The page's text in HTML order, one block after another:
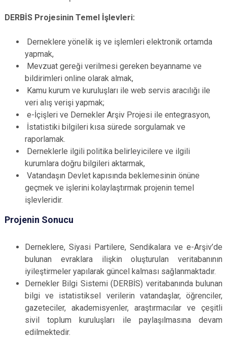
DERBİS Projesinin Temel İşlevleri:
Derneklere yönelik iş ve işlemleri elektronik ortamda
yapmak,
Mevzuat gereği verilmesi gereken beyanname ve
bildirimleri online olarak almak,
Kamu kurum ve kuruluşları ile web servis aracılığı ile
veri alış verişi yapmak;
e-İçişleri ve Dernekler Arşiv Projesi ile entegrasyon,
İstatistiki bilgileri kısa sürede sorgulamak ve
raporlamak.
Derneklerle ilgili politika belirleyicilere ve ilgili
kurumlara doğru bilgileri aktarmak,
Vatandaşın Devlet kapısında beklemesinin önüne
geçmek ve işlerini kolaylaştırmak projenin temel
işlevleridir.
Projenin Sonucu
Derneklere, Siyasi Partilere, Sendikalara ve e-Arşiv’de
bulunan evraklara ilişkin oluşturulan veritabanının
iyileştirmeler yapılarak güncel kalması sağlanmaktadır.
Dernekler Bilgi Sistemi (DERBİS) veritabanında bulunan
bilgi ve istatistiksel verilerin vatandaşlar, öğrenciler,
gazeteciler, akademisyenler, araştırmacılar ve çeşitli
sivil toplum kuruluşları ile paylaşılmasına devam
edilmektedir.